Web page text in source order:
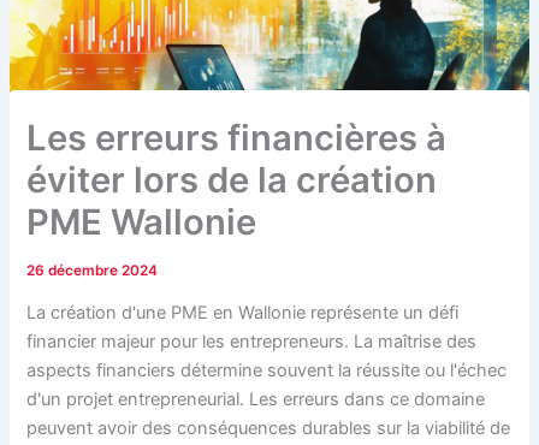
Les erreurs financières à
éviter lors de la création
PME Wallonie
26 décembre 2024
La création d'une PME en Wallonie représente un défi
financier majeur pour les entrepreneurs. La maîtrise des
aspects financiers détermine souvent la réussite ou l'échec
d'un projet entrepreneurial. Les erreurs dans ce domaine
peuvent avoir des conséquences durables sur la viabilité de